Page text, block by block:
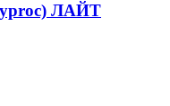
ЛАЙТ